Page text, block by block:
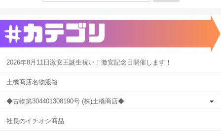
2026年8月11日激安王誕生祝い！激安記念日開催します！
土橋商店名物服箱
◆古物第304401308190号 (株)土橋商店◆
社長のイチオシ商品